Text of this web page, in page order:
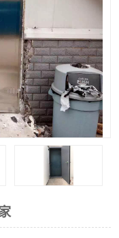
移门
门及监狱设备
门厂家
板门